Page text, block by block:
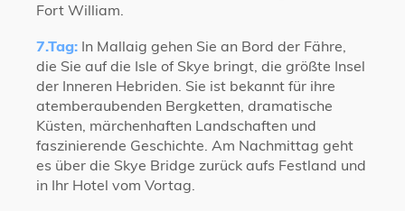
Fort William.
7.Tag: In Mallaig gehen Sie an Bord der Fähre,
die Sie auf die Isle of Skye bringt, die größte Insel
der Inneren Hebriden. Sie ist bekannt für ihre
atemberaubenden Bergketten, dramatische
Küsten, märchenhaften Landschaften und
faszinierende Geschichte. Am Nachmittag geht
es über die Skye Bridge zurück aufs Festland und
in Ihr Hotel vom Vortag.